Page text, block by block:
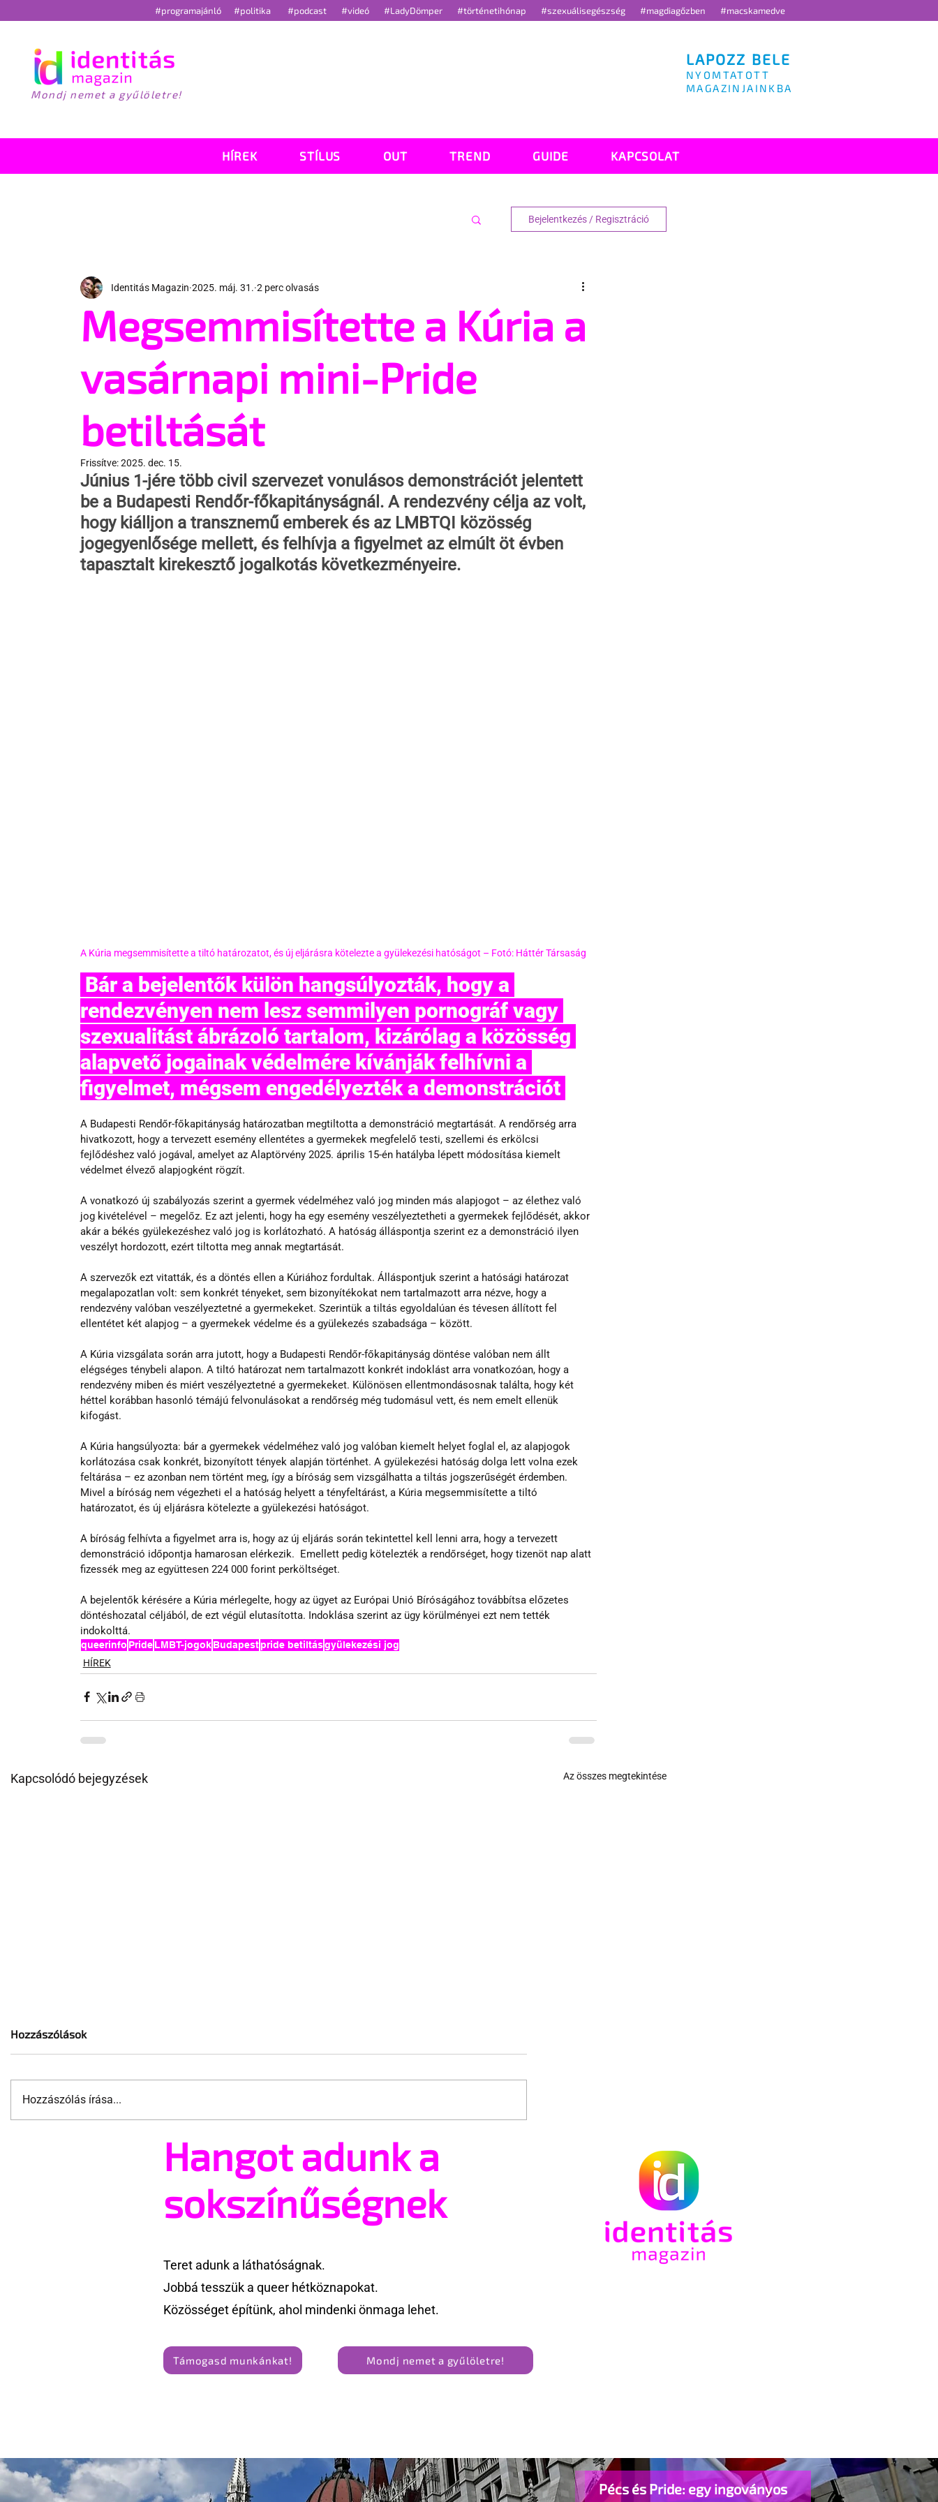
#programajánló #politika #podcast #videó #LadyDömper #történetihónap #szexuálisegészség #magdiagőzben #macskamedve
Mondj nemet a gyűlöletre!
LAPOZZ BELE
NYOMTATOTT
MAGAZINJAINKBA
HÍREK STÍLUS OUT TREND GUIDE KAPCSOLAT
Bejelentkezés / Regisztráció
Megsemmisítette a Kúria a
vasárnapi mini-Pride
betiltását
Identitás Magazin 2025. máj. 31. 2 perc olvasás
Frissítve:2025. dec. 15.
Június 1-jére több civil szervezet vonulásos demonstrációt jelentett
be a Budapesti Rendőr-főkapitányságnál. A rendezvény célja az volt,
hogy kiálljon a transznemű emberek és az LMBTQI közösség
jogegyenlősége mellett, és felhívja a figyelmet az elmúlt öt évben
tapasztalt kirekesztő jogalkotás következményeire.
A Kúria megsemmisítette a tiltó határozatot, és új eljárásra kötelezte a gyülekezési hatóságot – Fotó: Háttér Társaság
rendezvényen nem lesz semmilyen pornográf vagy
szexualitást ábrázoló tartalom, kizárólag a közösség
alapvető jogainak védelmére kívánják felhívni a
figyelmet, mégsem engedélyezték a demonstrációt
A Budapesti Rendőr-főkapitányság határozatban megtiltotta a demonstráció megtartását. A rendőrség arra
hivatkozott, hogy a tervezett esemény ellentétes a gyermekek megfelelő testi, szellemi és erkölcsi
fejlődéshez való jogával, amelyet az Alaptörvény 2025. április 15-én hatályba lépett módosítása kiemelt
védelmet élvező alapjogként rögzít.
A vonatkozó új szabályozás szerint a gyermek védelméhez való jog minden más alapjogot – az élethez való
jog kivételével – megelőz. Ez azt jelenti, hogy ha egy esemény veszélyeztetheti a gyermekek fejlődését, akkor
akár a békés gyülekezéshez való jog is korlátozható. A hatóság álláspontja szerint ez a demonstráció ilyen
veszélyt hordozott, ezért tiltotta meg annak megtartását.
A szervezők ezt vitatták, és a döntés ellen a Kúriához fordultak. Álláspontjuk szerint a hatósági határozat
megalapozatlan volt: sem konkrét tényeket, sem bizonyítékokat nem tartalmazott arra nézve, hogy a
rendezvény valóban veszélyeztetné a gyermekeket. Szerintük a tiltás egyoldalúan és tévesen állított fel
ellentétet két alapjog – a gyermekek védelme és a gyülekezés szabadsága – között.
A Kúria vizsgálata során arra jutott, hogy a Budapesti Rendőr-főkapitányság döntése valóban nem állt
elégséges ténybeli alapon. A tiltó határozat nem tartalmazott konkrét indoklást arra vonatkozóan, hogy a
rendezvény miben és miért veszélyeztetné a gyermekeket. Különösen ellentmondásosnak találta, hogy két
héttel korábban hasonló témájú felvonulásokat a rendőrség még tudomásul vett, és nem emelt ellenük
kifogást.
A Kúria hangsúlyozta: bár a gyermekek védelméhez való jog valóban kiemelt helyet foglal el, az alapjogok
korlátozása csak konkrét, bizonyított tények alapján történhet. A gyülekezési hatóság dolga lett volna ezek
feltárása – ez azonban nem történt meg, így a bíróság sem vizsgálhatta a tiltás jogszerűségét érdemben.
Mivel a bíróság nem végezheti el a hatóság helyett a tényfeltárást, a Kúria megsemmisítette a tiltó
határozatot, és új eljárásra kötelezte a gyülekezési hatóságot.
A bíróság felhívta a figyelmet arra is, hogy az új eljárás során tekintettel kell lenni arra, hogy a tervezett
demonstráció időpontja hamarosan elérkezik.  Emellett pedig kötelezték a rendőrséget, hogy tizenöt nap alatt
fizessék meg az együttesen 224 000 forint perköltséget.
A bejelentők kérésére a Kúria mérlegelte, hogy az ügyet az Európai Unió Bíróságához továbbítsa előzetes
döntéshozatal céljából, de ezt végül elutasította. Indoklása szerint az ügy körülményei ezt nem tették
indokolttá.
queerinfo Pride LMBT-jogok Budapestpride betiltásgyülekezési jog
HÍREK
Kapcsolódó bejegyzések Az összes megtekintése
Meleg apukák is tüntetnek a
Kossuth téren
Hozzászólások
Hozzászólás írása...
Hangot adunk a
sokszínűségnek
Teret adunk a láthatóságnak.
Jobbá tesszük a queer hétköznapokat.
Közösséget építünk, ahol mindenki önmaga lehet.
Támogasd munkánkat! Mondj nemet a gyűlöletre!
Pécs és Pride: egy ingoványos